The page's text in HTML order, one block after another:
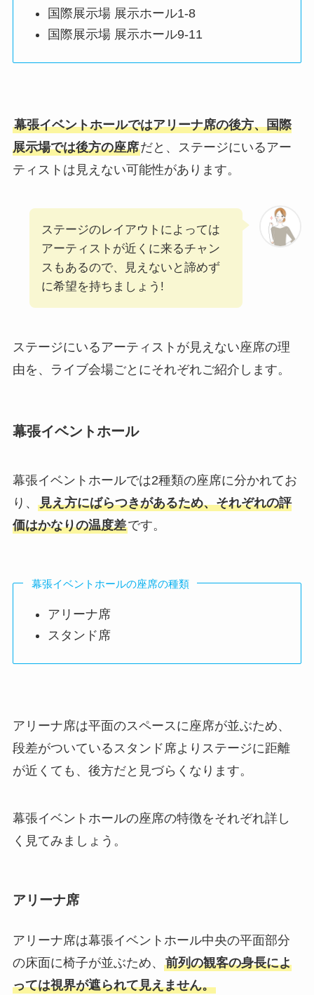
国際展示場 展示ホール1-8
国際展示場 展示ホール9-11
幕張イベントホールではアリーナ席の後方、国際
展示場では後方の座席だと、ステージにいるアー
ティストは見えない可能性があります。
ステージのレイアウトによっては
アーティストが近くに来るチャン
スもあるので、見えないと諦めず
に希望を持ちましょう!
ステージにいるアーティストが見えない座席の理
由を、ライブ会場ごとにそれぞれご紹介します。
幕張イベントホール
幕張イベントホールでは2種類の座席に分かれてお
り、 見え方にばらつきがあるため、それぞれの評
価はかなりの温度差です。
幕張イベントホールの座席の種類
アリーナ席
スタンド席
アリーナ席は平面のスペースに座席が並ぶため、
段差がついているスタンド席よりステージに距離
が近くても、後方だと見づらくなります。
幕張イベントホールの座席の特徴をそれぞれ詳し
く見てみましょう。
アリーナ席
アリーナ席は幕張イベントホール中央の平面部分
の床面に椅子が並ぶため、 前列の観客の身長によ
っては視界が遮られて見えません。